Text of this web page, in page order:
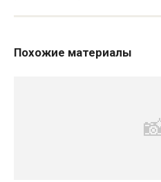
Похожие материалы